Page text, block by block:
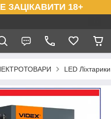
18+
LED